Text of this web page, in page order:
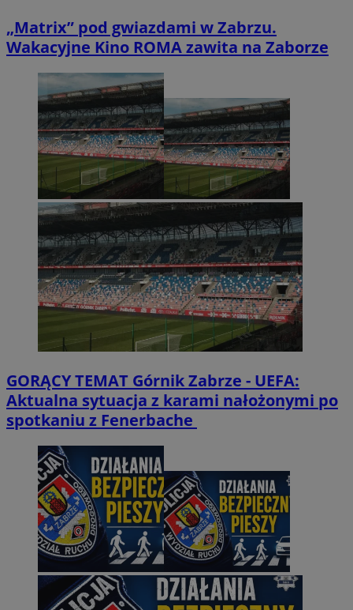
„Matrix” pod gwiazdami w Zabrzu.
Wakacyjne Kino ROMA zawita na Zaborze
GORĄCY TEMAT Górnik Zabrze - UEFA:
Aktualna sytuacja z karami nałożonymi po
spotkaniu z Fenerbache